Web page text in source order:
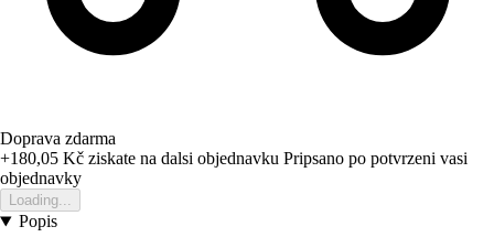
Doprava zdarma
+180,05 Kč ziskate na dalsi objednavku Pripsano po potvrzeni vasi
objednavky
Loading...
Popis